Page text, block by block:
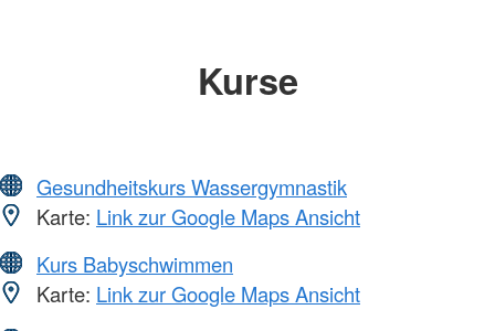
Kurse
Gesundheitskurs Wassergymnastik
Karte: Link zur Google Maps Ansicht
Kurs Babyschwimmen
Karte: Link zur Google Maps Ansicht